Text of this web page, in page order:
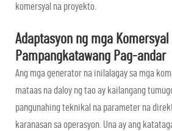
komersyal na proyekto.
Adaptasyon ng mga
Pampangkatawang Pag-andar
Ang mga generator na inilalagay sa mga
mataas na daloy ng tao ay kailangang
pangunahing teknikal na parameter na
karanasan sa operasyon. Una ay ang